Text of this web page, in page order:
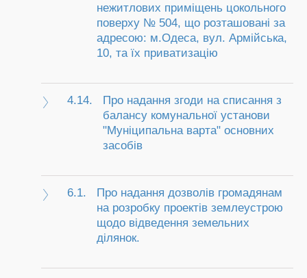
нежитлових приміщень цокольного
поверху № 504, що розташовані за
адресою: м.Одеса, вул. Армійська,
10, та їх приватизацію
4.14.
Про надання згоди на списання з
балансу комунальної установи
"Муніципальна варта" основних
засобів
6.1.
Про надання дозволів громадянам
на розробку проектів землеустрою
щодо відведення земельних
ділянок.